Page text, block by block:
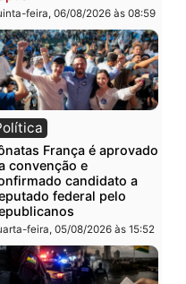
Polícia
Jovem é encontrado
na Rua dos Cravos e
é investigado pela
em RO
quinta-feira, 06/08/2026 às
Polícia